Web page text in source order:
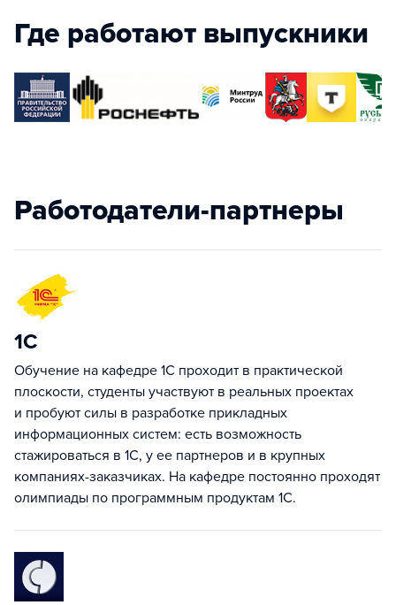
Где работают выпускники
Работодатели-партнеры
1С
Обучение на кафедре 1С проходит в практической
плоскости, студенты участвуют в реальных проектах
и пробуют силы в разработке прикладных
информационных систем: есть возможность
стажироваться в 1С, у ее партнеров и в крупных
компаниях-заказчиках. На кафедре постоянно проходят
олимпиады по программным продуктам 1С.